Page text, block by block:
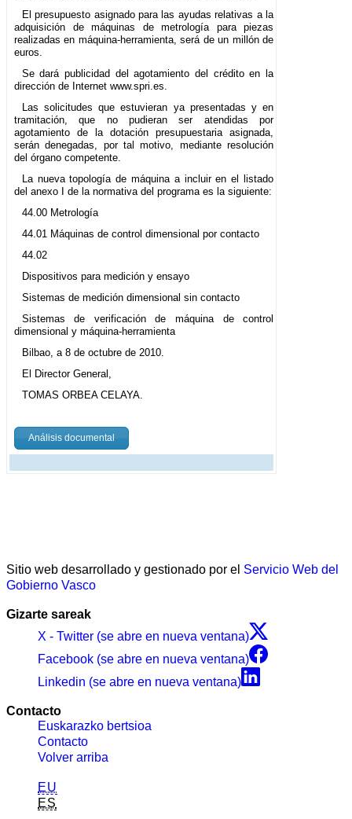
El presupuesto asignado para las ayudas relativas a la
adquisición de máquinas de metrología para piezas
realizadas en máquina-herramienta, será de un millón de
euros.
Se dará publicidad del agotamiento del crédito en la
dirección de Internet www.spri.es.
Las solicitudes que estuvieran ya presentadas y en
tramitación, que no pudieran ser atendidas por
agotamiento de la dotación presupuestaria asignada,
serán denegadas, por tal motivo, mediante resolución
del órgano competente.
La nueva topología de máquina a incluir en el listado
del anexo I de la normativa del programa es la siguiente:
44.00 Metrología
44.01 Máquinas de control dimensional por contacto
44.02
Dispositivos para medición y ensayo
Sistemas de medición dimensional sin contacto
Sistemas de verificación de máquina de control
dimensional y máquina-herramienta
Bilbao, a 8 de octubre de 2010.
El Director General,
TOMAS ORBEA CELAYA.
Análisis documental
Sitio web desarrollado y gestionado por el Servicio Web del
Gobierno Vasco
Gizarte sareak
X - Twitter (se abre en nueva ventana)
Facebook (se abre en nueva ventana)
Linkedin (se abre en nueva ventana)
Contacto
Euskarazko bertsioa
Contacto
Volver arriba
EU
ES